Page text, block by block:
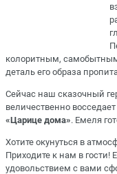
колоритным,
деталь его образа
Сейчас наш сказочный
величественно
«Царице дома». Емеля
Хотите окунуться в
Приходите к нам в гости!
удовольствием с вами